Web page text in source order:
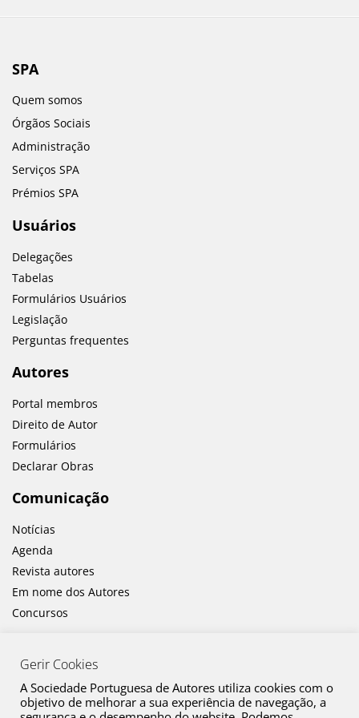
SPA
Quem somos
Órgãos Sociais
Administração
Serviços SPA
Prémios SPA
Usuários
Delegações
Tabelas
Formulários Usuários
Legislação
Perguntas frequentes
Autores
Portal membros
Direito de Autor
Formulários
Declarar Obras
Comunicação
Notícias
Agenda
Revista autores
Em nome dos Autores
Concursos
Gerir Cookies
A Sociedade Portuguesa de Autores utiliza cookies com o
objetivo de melhorar a sua experiência de navegação, a